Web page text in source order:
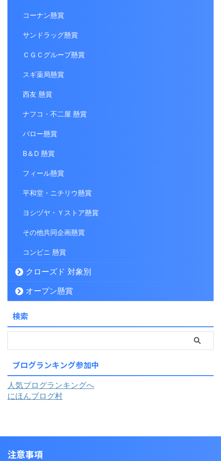
コーナン懸賞
サンドラッグ懸賞
ＣＧＣグループ懸賞
スギ薬局懸賞
西友 懸賞
ナフコ・不二屋 懸賞
バロー懸賞
B＆D 懸賞
フィール懸賞
平和堂・ニチリウ懸賞
ヨシヅヤ・Ｙストア懸賞
その他共同企画懸賞
コンビニ 懸賞
クローズド 対象別
オープン懸賞
検索
ブログランキング参加中
人気ブログランキングへ
にほんブログ村
注意事項